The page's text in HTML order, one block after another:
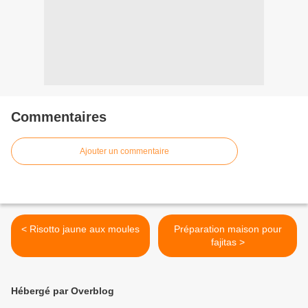
Commentaires
Ajouter un commentaire
< Risotto jaune aux moules
Préparation maison pour
fajitas >
Hébergé par Overblog